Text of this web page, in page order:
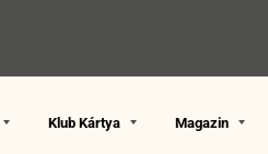
Klub Kártya Magazin